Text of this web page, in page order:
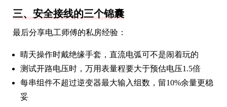
三、安全接线的三个锦囊
最后分享电工师傅的私房经验：
晴天操作时戴绝缘手套，直流电弧可不是闹着玩的
测试开路电压时，万用表量程要大于预估电压1.5倍
每串组件不超过逆变器最大输入组数，留10%余量更稳
妥